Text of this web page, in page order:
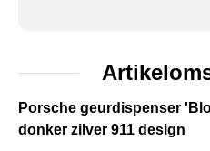
Porsche geurdispenser
donker zilver 911 design